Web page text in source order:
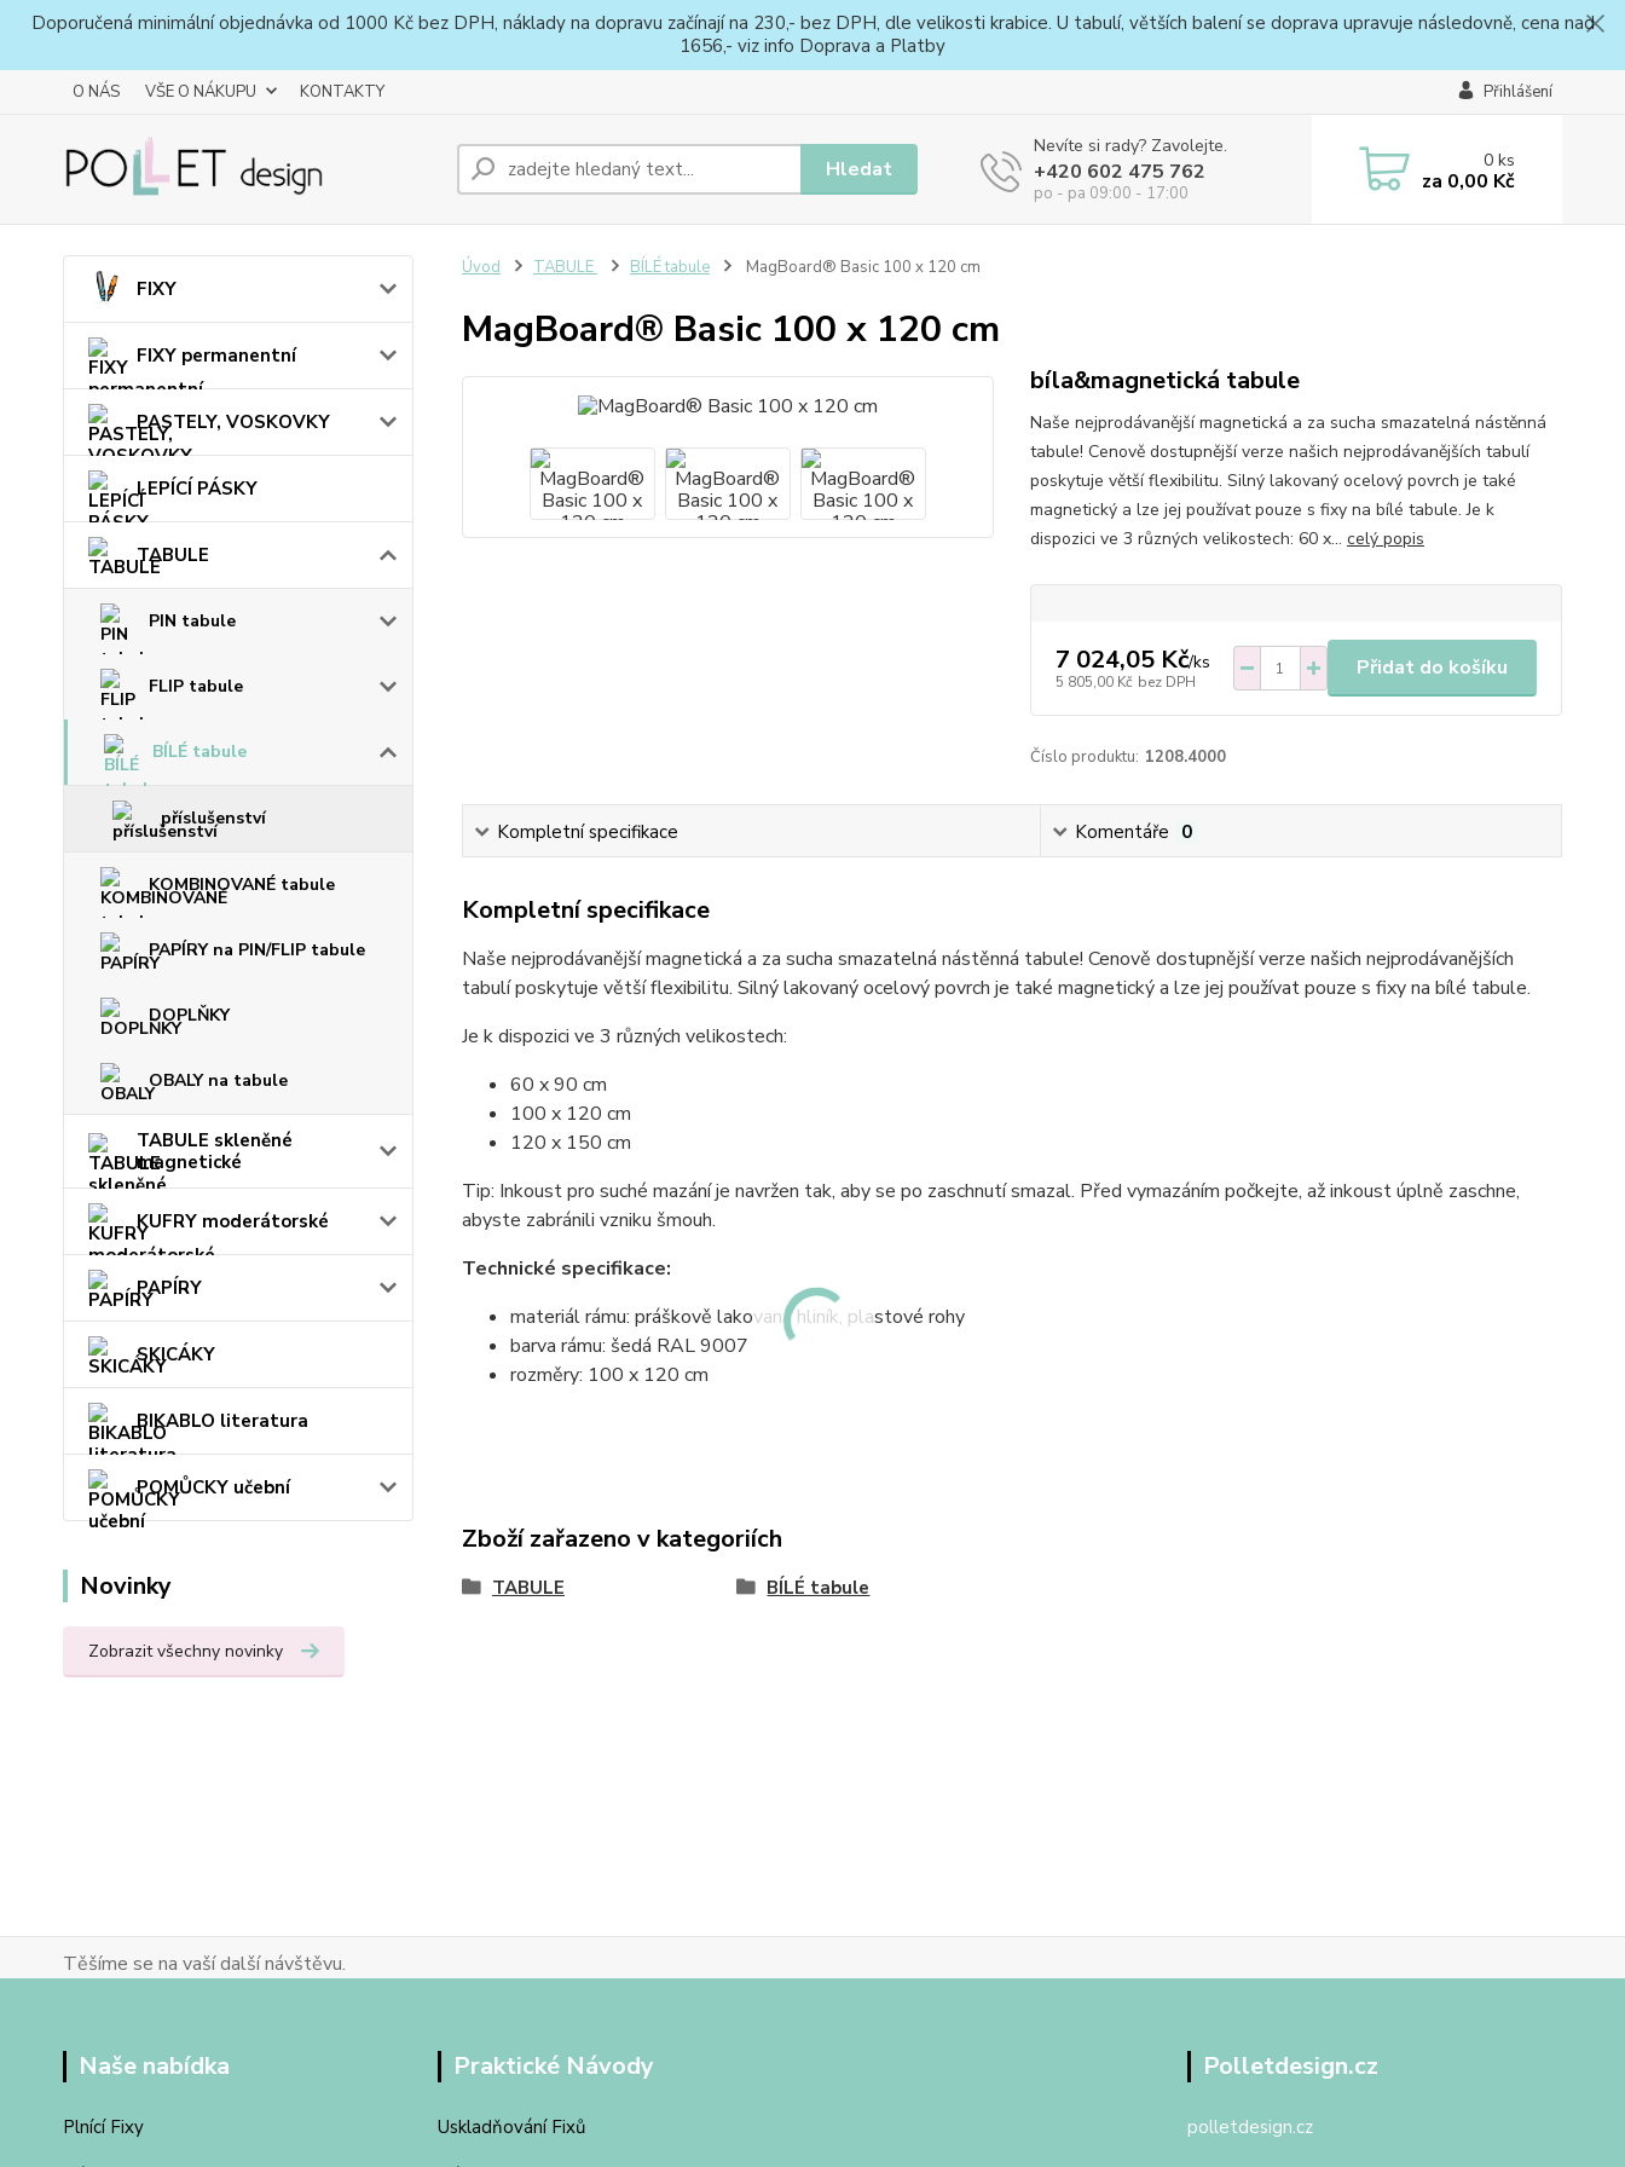
Doporučená minimální objednávka od 1000 Kč bez DPH, náklady na dopravu začínají na 230,- bez DPH, dle velikosti krabice. U tabulí, větších balení se doprava upravuje následovně, cena nad
1656,- viz info Doprava a Platby
O NÁS VŠE O NÁKUPU KONTAKTY Přihlášení
Hledat
Nevíte si rady? Zavolejte.
+420 602 475 762
po - pa 09:00 - 17:00
0ks
za 0,00 Kč
FIXY
FIXY permanentní
PASTELY, VOSKOVKY
LEPÍCÍ PÁSKY
TABULE
PIN tabule
FLIP tabule
BÍLÉ tabule
příslušenství
KOMBINOVANÉ tabule
PAPÍRY na PIN/FLIP tabule
DOPLŇKY
OBALY na tabule
TABULE skleněné
magnetické
KUFRY moderátorské
PAPÍRY
SKICÁKY
BIKABLO literatura
POMŮCKY učební
Novinky
Zobrazit všechny novinky
Úvod TABULE BÍLÉ tabule MagBoard® Basic 100 x 120 cm
MagBoard® Basic 100 x 120 cm
bíla&magnetická tabule
Naše nejprodávanější magnetická a za sucha smazatelná nástěnná
tabule! Cenově dostupnější verze našich nejprodávanějších tabulí
poskytuje větší flexibilitu. Silný lakovaný ocelový povrch je také
magnetický a lze jej používat pouze s fixy na bílé tabule. Je k
dispozici ve 3 různých velikostech: 60 x... celý popis
7 024,05 Kč/ks
5 805,00 Kč bez DPH
Přidat do košíku
Číslo produktu: 1208.4000
Kompletní specifikace Komentáře 0
Kompletní specifikace
Naše nejprodávanější magnetická a za sucha smazatelná nástěnná tabule! Cenově dostupnější verze našich nejprodávanějších
tabulí poskytuje větší flexibilitu. Silný lakovaný ocelový povrch je také magnetický a lze jej používat pouze s fixy na bílé tabule.
Je k dispozici ve 3 různých velikostech:
60 x 90 cm
100 x 120 cm
120 x 150 cm
Tip: Inkoust pro suché mazání je navržen tak, aby se po zaschnutí smazal. Před vymazáním počkejte, až inkoust úplně zaschne,
abyste zabránili vzniku šmouh.
Technické specifikace:
materiál rámu: práškově lakovaná hliník, plastové rohy
barva rámu: šedá RAL 9007
rozměry: 100 x 120 cm
Zboží zařazeno v kategoriích
TABULE BÍLÉ tabule
Těšíme se na vaší další návštěvu.
Naše nabídka
Plnící Fixy
Praktické Návody
Uskladňování Fixů
Polletdesign.cz
polletdesign.cz